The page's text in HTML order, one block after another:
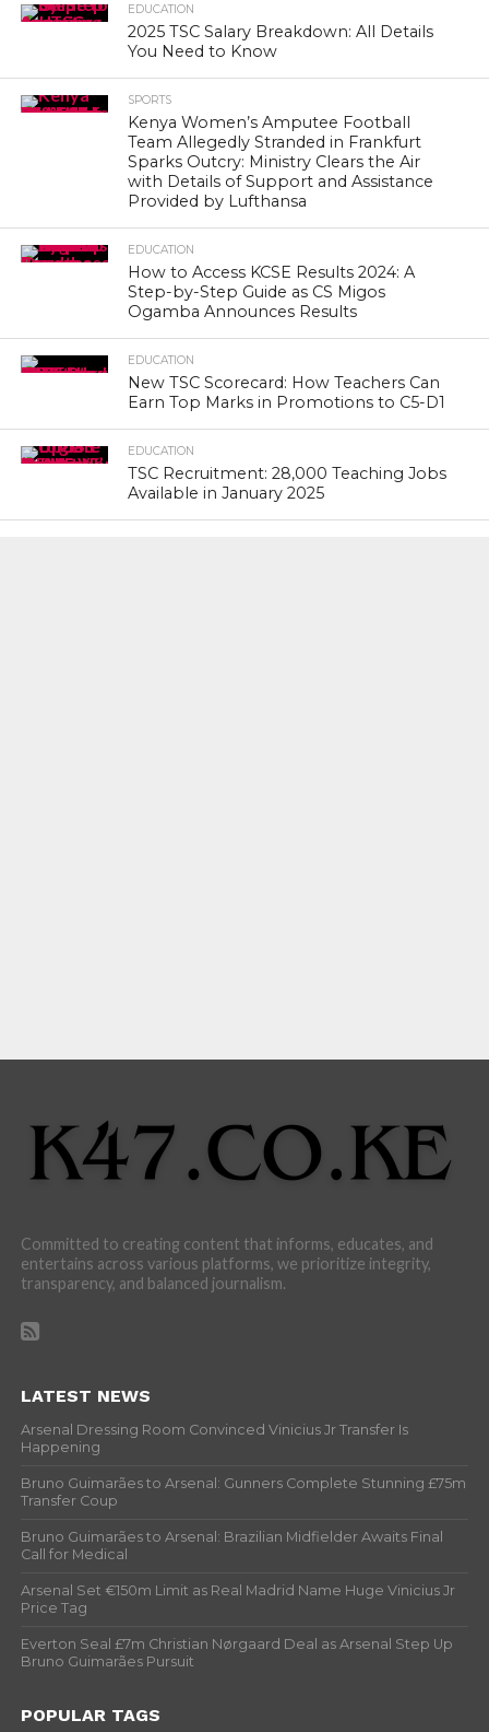
EDUCATION
2025 TSC Salary Breakdown: All Details
You Need to Know
SPORTS
Kenya Women’s Amputee Football
Team Allegedly Stranded in Frankfurt
Sparks Outcry: Ministry Clears the Air
with Details of Support and Assistance
Provided by Lufthansa
EDUCATION
How to Access KCSE Results 2024: A
Step-by-Step Guide as CS Migos
Ogamba Announces Results
EDUCATION
New TSC Scorecard: How Teachers Can
Earn Top Marks in Promotions to C5-D1
EDUCATION
TSC Recruitment: 28,000 Teaching Jobs
Available in January 2025
Committed to creating content that informs, educates, and
entertains across various platforms, we prioritize integrity,
transparency, and balanced journalism.
LATEST NEWS
Arsenal Dressing Room Convinced Vinicius Jr Transfer Is
Happening
Bruno Guimarães to Arsenal: Gunners Complete Stunning £75m
Transfer Coup
Bruno Guimarães to Arsenal: Brazilian Midfielder Awaits Final
Call for Medical
Arsenal Set €150m Limit as Real Madrid Name Huge Vinicius Jr
Price Tag
Everton Seal £7m Christian Nørgaard Deal as Arsenal Step Up
Bruno Guimarães Pursuit
POPULAR TAGS